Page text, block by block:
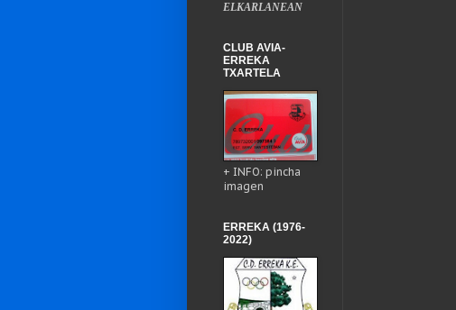
ELKARLANEAN
CLUB AVIA-
ERREKA
TXARTELA
+ INFO: pincha
imagen
ERREKA (1976-
2022)